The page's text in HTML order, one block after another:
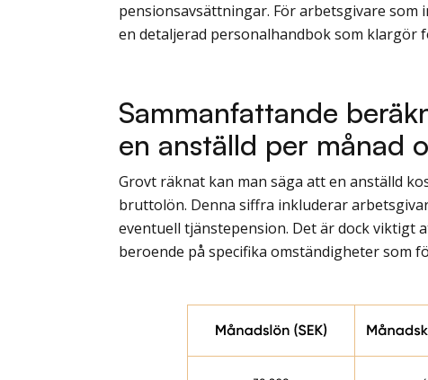
pensionsavsättningar. För arbetsgivare
en detaljerad personalhandbok som klargör
Sammanfattande
en anställd per månad
Grovt räknat kan man säga att en anställd
bruttolön. Denna siffra inkluderar
eventuell tjänstepension. Det är dock viktigt
beroende på specifika omständigheter som